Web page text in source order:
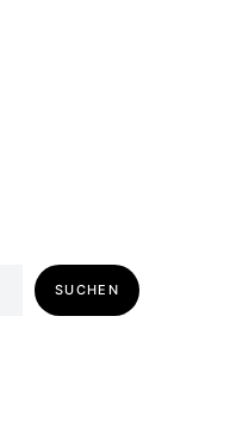
SUCHEN